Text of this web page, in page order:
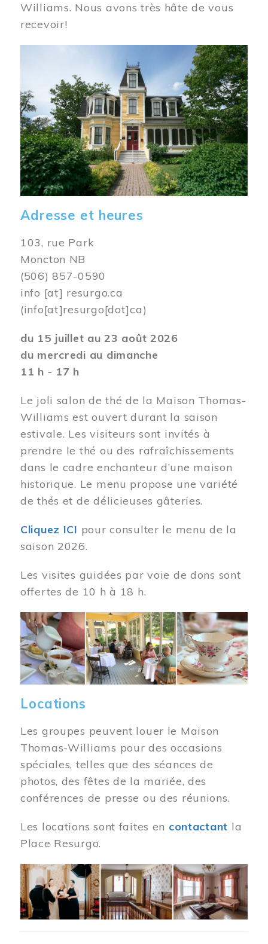
Williams. Nous avons très hâte de vous
recevoir!
Adresse et heures
103, rue Park
Moncton NB
(506) 857-0590
info [at] resurgo.ca
(info[at]resurgo[dot]ca)
du 15 juillet au 23 août 2026
du mercredi au dimanche
11 h - 17 h
Le joli salon de thé de la Maison Thomas-
Williams est ouvert durant la saison
estivale. Les visiteurs sont invités à
prendre le thé ou des rafraîchissements
dans le cadre enchanteur d’une maison
historique. Le menu propose une variété
de thés et de délicieuses gâteries.
Cliquez ICI pour consulter le menu de la
saison 2026.
Les visites guidées par voie de dons sont
offertes de 10 h à 18 h.
Image
Locations
Les groupes peuvent louer le Maison
Thomas-Williams pour des occasions
spéciales, telles que des séances de
photos, des fêtes de la mariée, des
conférences de presse ou des réunions.
Les locations sont faites en contactant la
Place Resurgo.
Image